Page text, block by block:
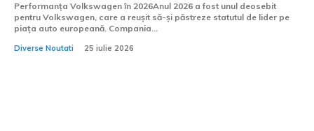
Performanța Volkswagen în 2026Anul 2026 a fost unul deosebit
pentru Volkswagen, care a reușit să-și păstreze statutul de lider pe
piața auto europeană. Compania...
Diverse Noutati 25 iulie 2026